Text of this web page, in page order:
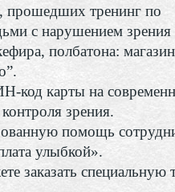
прошедших тренинг по
с нарушением зрения
полбатона:
код карты на
зрения.
помощь
улыбкой».
заказать специальную